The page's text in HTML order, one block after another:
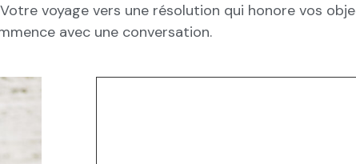
voyage vers une résolution qui honore vos
avec une conversation.